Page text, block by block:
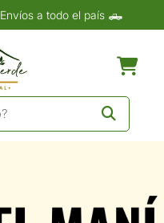
a todo el país 🛻